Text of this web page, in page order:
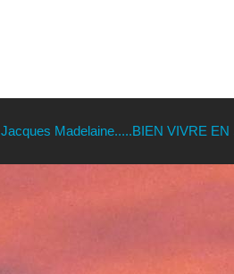
Jacques Madelaine.....BIEN VIVRE EN